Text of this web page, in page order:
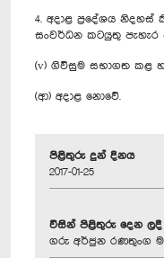
4. අදාළ ප්‍රදේශය
සංවර්ධන කටයුතු පැහැර
(v) ගිවිසුම සභාගත කළ
(ආ) අදාළ නොවේ.
පිළිතුරු දුන් දිනය
2017-01-25
විසින් පිළිතුරු දෙන ලදී
ගරු අර්ජුන රණතුංග